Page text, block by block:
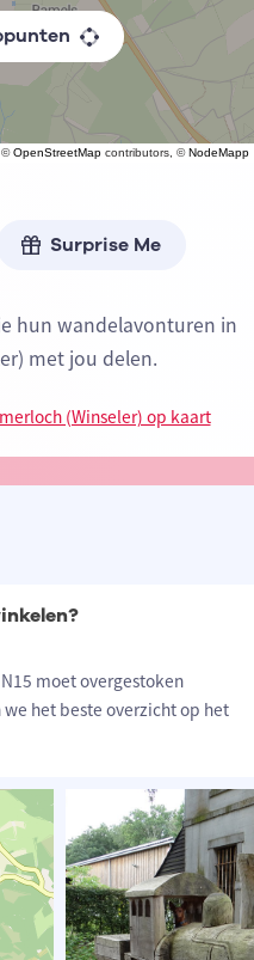
©OpenStreetMap contributors, ©NodeMapp
Surprise Me
hun wandelavonturen in
met jou delen.
(Winseler) op kaart
moet overgestoken
het beste overzicht op het